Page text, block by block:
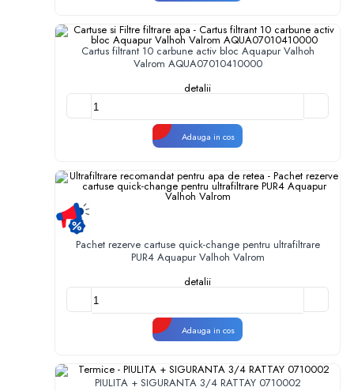
Cartus filtrant 10 carbune activ bloc Aquapur Valhoh
Valrom AQUA07010410000
detalii
Adauga in cos
Pachet rezerve cartuse quick-change pentru ultrafiltrare
PUR4 Aquapur Valhoh Valrom
detalii
Adauga in cos
PIULITA + SIGURANTA 3/4 RATTAY 0710002